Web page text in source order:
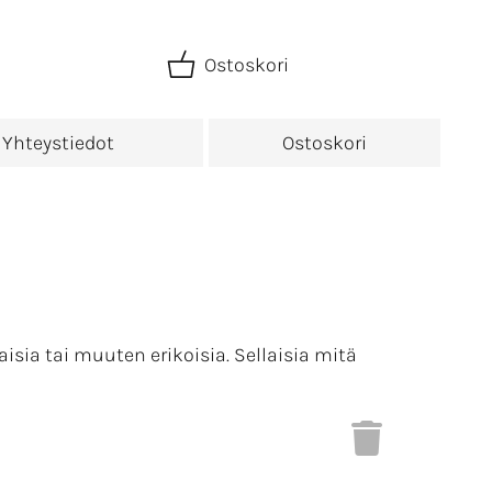
Ostoskori
Yhteystiedot Ostoskori
tai muuten erikoisia. Sellaisia mitä